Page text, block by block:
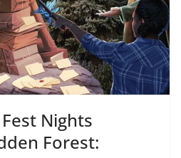
Nights
Forest: